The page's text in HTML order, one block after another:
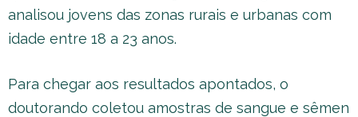
analisou jovens das zonas rurais e urbanas com
idade entre 18 a 23 anos.
Para chegar aos resultados apontados, o
doutorando coletou amostras de sangue e sêmen